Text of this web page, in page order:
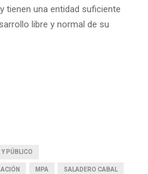
tienen una entidad suficiente
libre y normal de su
PÚBLICO
MPA SALADERO CABAL